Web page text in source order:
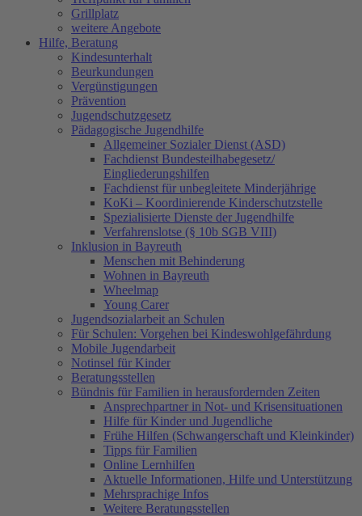
Grillplatz
weitere Angebote
Hilfe, Beratung
Kindesunterhalt
Beurkundungen
Vergünstigungen
Prävention
Jugendschutzgesetz
Pädagogische Jugendhilfe
Allgemeiner Sozialer Dienst (ASD)
Fachdienst Bundesteilhabegesetz/
Eingliederungshilfen
Fachdienst für unbegleitete Minderjährige
KoKi – Koordinierende Kinderschutzstelle
Spezialisierte Dienste der Jugendhilfe
Verfahrenslotse (§ 10b SGB VIII)
Inklusion in Bayreuth
Menschen mit Behinderung
Wohnen in Bayreuth
Wheelmap
Young Carer
Jugendsozialarbeit an Schulen
Für Schulen: Vorgehen bei Kindeswohlgefährdung
Mobile Jugendarbeit
Notinsel für Kinder
Beratungsstellen
Bündnis für Familien in herausfordernden Zeiten
Ansprechpartner in Not- und Krisensituationen
Hilfe für Kinder und Jugendliche
Frühe Hilfen (Schwangerschaft und Kleinkinder)
Tipps für Familien
Online Lernhilfen
Aktuelle Informationen, Hilfe und Unterstützung
Mehrsprachige Infos
Weitere Beratungsstellen